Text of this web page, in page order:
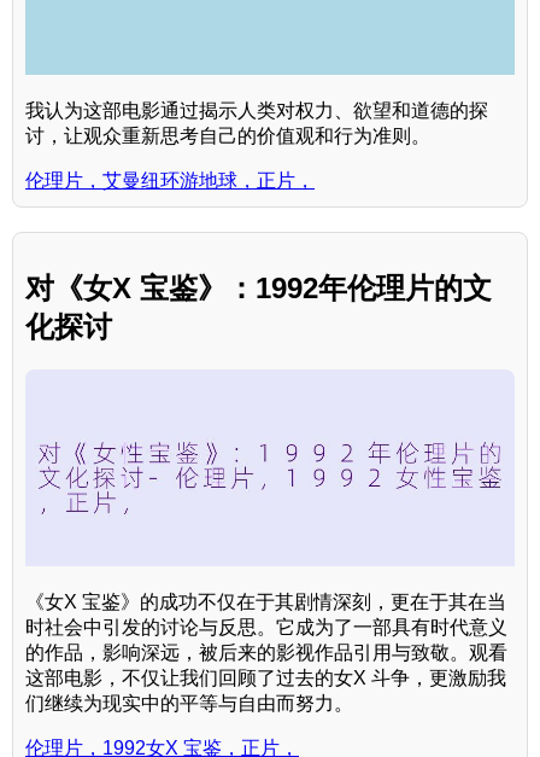
我认为这部电影通过揭示人类对权力、欲望和道德的探
讨，让观众重新思考自己的价值观和行为准则。
伦理片，艾曼纽环游地球，正片，
对《女X 宝鉴》：1992年伦理片的文
化探讨
《女X 宝鉴》的成功不仅在于其剧情深刻，更在于其在当
时社会中引发的讨论与反思。它成为了一部具有时代意义
的作品，影响深远，被后来的影视作品引用与致敬。观看
这部电影，不仅让我们回顾了过去的女X 斗争，更激励我
们继续为现实中的平等与自由而努力。
伦理片，1992女X 宝鉴，正片，